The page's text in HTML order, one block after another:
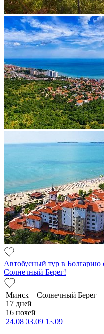
Автобусный тур в Болгарию
Солнечный Берег!
Минск – Солнечный Берег
17 дней
16 ночей
24.08 03.09 13.09